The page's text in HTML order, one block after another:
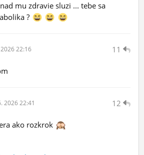
mu zdravie sluzi ... tebe sa
?
11
2026 22:16
12
2026 22:41
ako rozkrok